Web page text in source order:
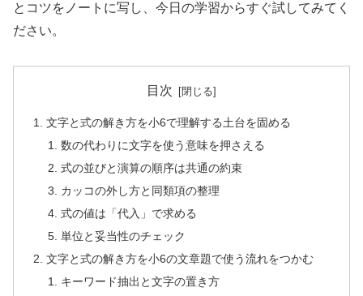
とコツをノートに写し、今日の学習からすぐ試してみてく
ださい。
目次
文字と式の解き方を小6で理解する土台を固める
数の代わりに文字を使う意味を押さえる
式の並びと演算の順序は共通の約束
カッコの外し方と同類項の整理
式の値は「代入」で求める
単位と妥当性のチェック
文字と式の解き方を小6の文章題で使う流れをつかむ
キーワード抽出と文字の置き方